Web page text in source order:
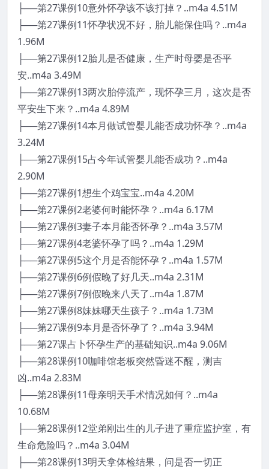
├──第27课例10意外怀孕该不该打掉？..m4a 4.51M
├──第27课例11怀孕状况不好，胎儿能保住吗？..m4a
1.96M
├──第27课例12胎儿是否健康，生产时母婴是否平
安..m4a 3.49M
├──第27课例13两次胎停流产，现怀孕三月，这次是否
平安生下来？..m4a 4.89M
├──第27课例14本月做试管婴儿能否成功怀孕？..m4a
3.24M
├──第27课例15占今年试管婴儿能否成功？..m4a
2.90M
├──第27课例1想生个鸡宝宝..m4a 4.20M
├──第27课例2老婆何时能怀孕？..m4a 6.17M
├──第27课例3妻子本月能否怀孕？..m4a 3.57M
├──第27课例4老婆怀孕了吗？..m4a 1.29M
├──第27课例5这个月是否能怀孕？..m4a 1.57M
├──第27课例6例假晚了好几天..m4a 2.31M
├──第27课例7例假晚来八天了..m4a 1.87M
├──第27课例8妹妹哪天生孩子？..m4a 1.73M
├──第27课例9本月是否怀孕了？..m4a 3.94M
├──第27课占卜怀孕生产的基础知识..m4a 9.06M
├──第28课例10咖啡馆老板突然昏迷不醒，测吉
凶..m4a 2.83M
├──第28课例11母亲明天手术情况如何？..m4a
10.68M
├──第28课例12堂弟刚出生的儿子进了重症监护室，有
生命危险吗？..m4a 3.04M
├──第28课例13明天拿体检结果，问是否一切正